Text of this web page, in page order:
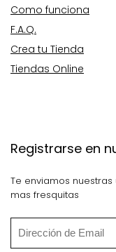
Como funciona
F.A.Q.
Crea tu Tienda
Tiendas Online
Registrarse en
Te enviamos
mas fresquitas